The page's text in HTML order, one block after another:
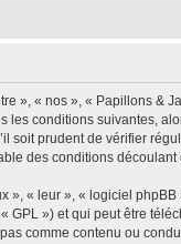
», « nos », « Papillons
conditions suivantes,
soit prudent de vérifier
des conditions
« leur », « logiciel
GPL ») et qui peut être
comme contenu ou